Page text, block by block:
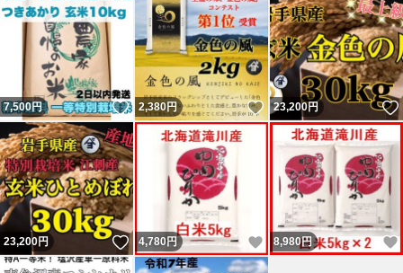
7,500円 いいね！
2,380円 いいね！
23,200円
23,200円 いいね！
4,780円 いいね！
8,980円